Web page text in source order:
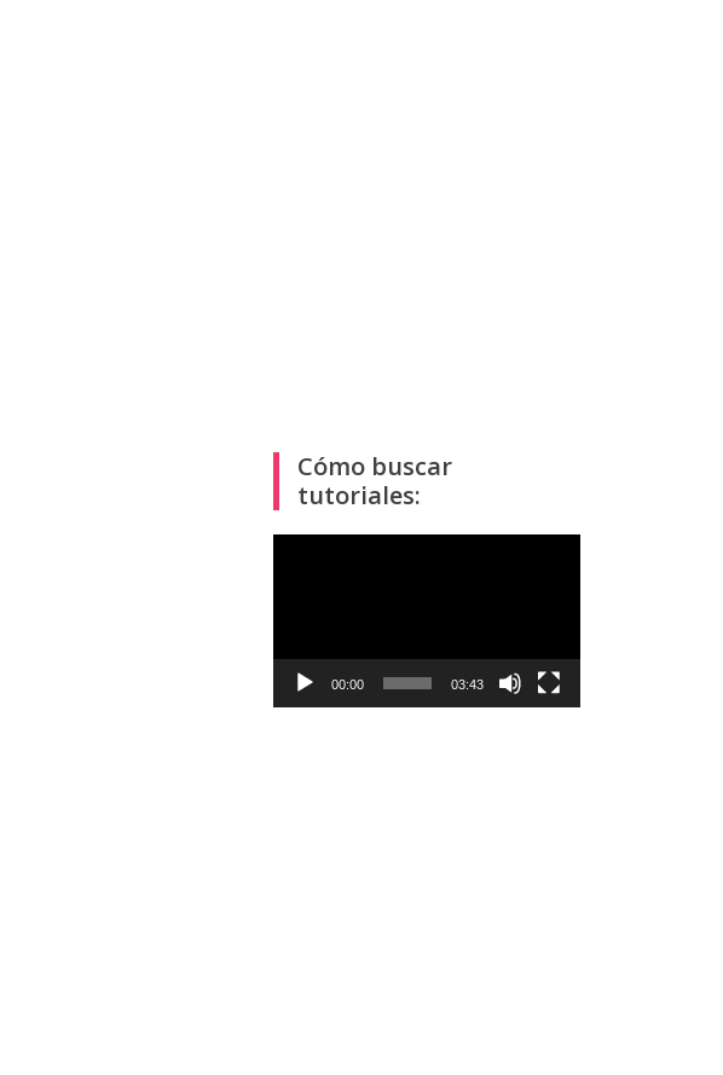
Cómo buscar
tutoriales:
00:00 03:43